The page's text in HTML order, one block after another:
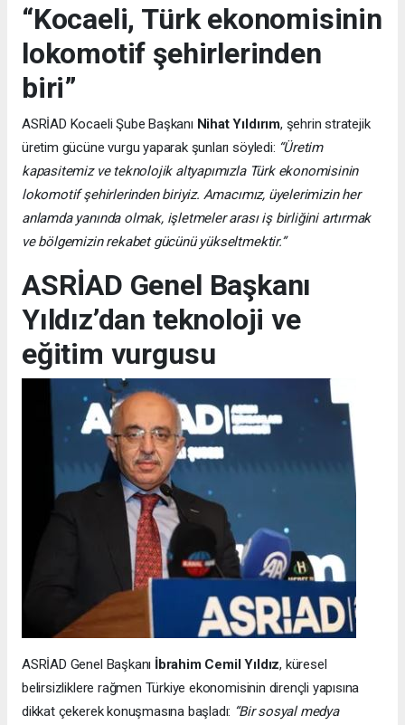
“Kocaeli, Türk ekonomisinin
lokomotif şehirlerinden
biri”
ASRİAD Kocaeli Şube Başkanı Nihat Yıldırım, şehrin stratejik
üretim gücüne vurgu yaparak şunları söyledi: “Üretim
kapasitemiz ve teknolojik altyapımızla Türk ekonomisinin
lokomotif şehirlerinden biriyiz. Amacımız, üyelerimizin her
anlamda yanında olmak, işletmeler arası iş birliğini artırmak
ve bölgemizin rekabet gücünü yükseltmektir.”
ASRİAD Genel Başkanı
Yıldız’dan teknoloji ve
eğitim vurgusu
ASRİAD Genel Başkanı İbrahim Cemil Yıldız, küresel
belirsizliklere rağmen Türkiye ekonomisinin dirençli yapısına
dikkat çekerek konuşmasına başladı: “Bir sosyal medya